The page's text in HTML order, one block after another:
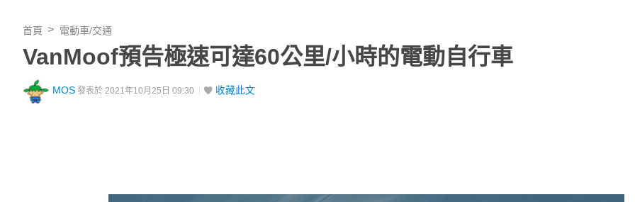
首頁 電動車/交通
VanMoof預告極速可達60公里/小時的電動自行車
MOS 發表於 2021年10月25日 09:30 收藏此文